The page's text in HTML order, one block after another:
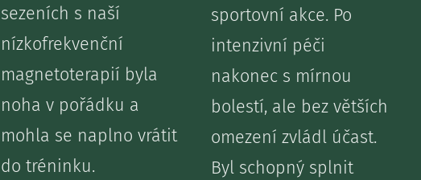
sezeních s naší
nízkofrekvenční
magnetoterapií byla
noha v pořádku a
mohla se naplno vrátit
do tréninku.
sportovní akce. Po
intenzivní péči
nakonec s mírnou
bolestí, ale bez větších
omezení zvládl účast.
Byl schopný splnit